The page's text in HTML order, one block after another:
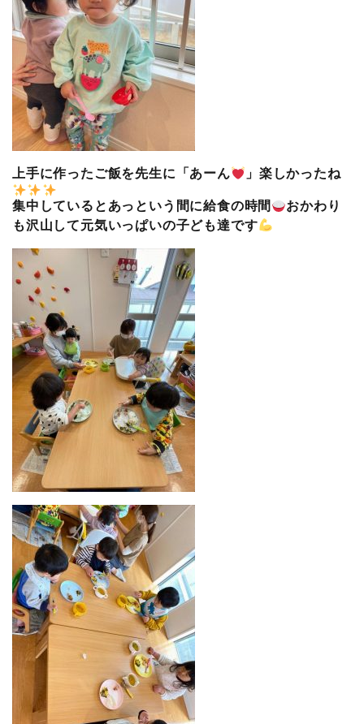
上手に作ったご飯を先生に「あーん 」楽しかったね
集中しているとあっという間に給食の時間
おかわり
も沢山して元気いっぱいの子ども達です